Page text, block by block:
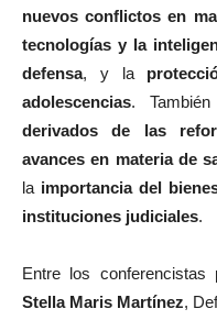
nuevos conflictos en
tecnologías y la
defensa, y la
adolescencias.
derivados de las
avances en materia de
la importancia del
instituciones judiciales.
Entre los conferencistas
Stella Maris Martínez,